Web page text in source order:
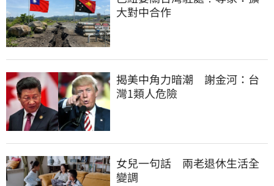
大對中合作
揭美中角力暗潮　謝金河：台
灣1類人危險
女兒一句話　兩老退休生活全
變調